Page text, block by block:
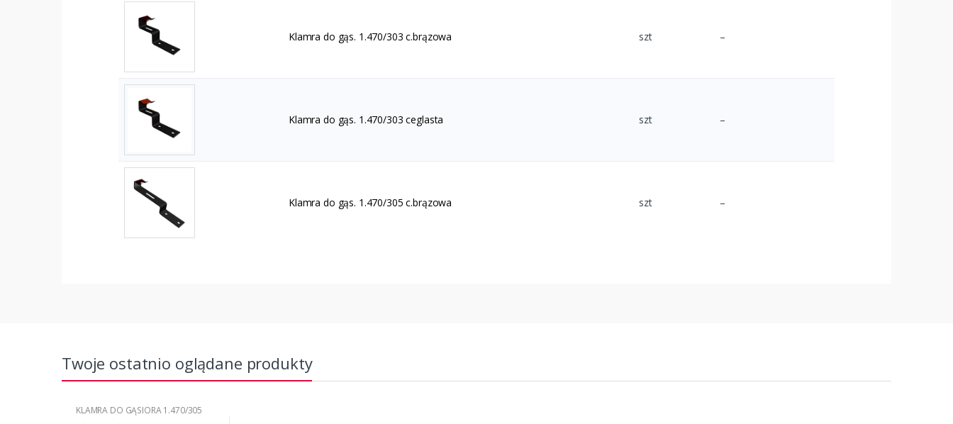
Klamra do gąs. 1.470/303 c.brązowa szt –
Klamra do gąs. 1.470/303 ceglasta szt –
Klamra do gąs. 1.470/305 c.brązowa szt –
Twoje ostatnio oglądane produkty
KLAMRA DO GĄSIORA 1.470/305